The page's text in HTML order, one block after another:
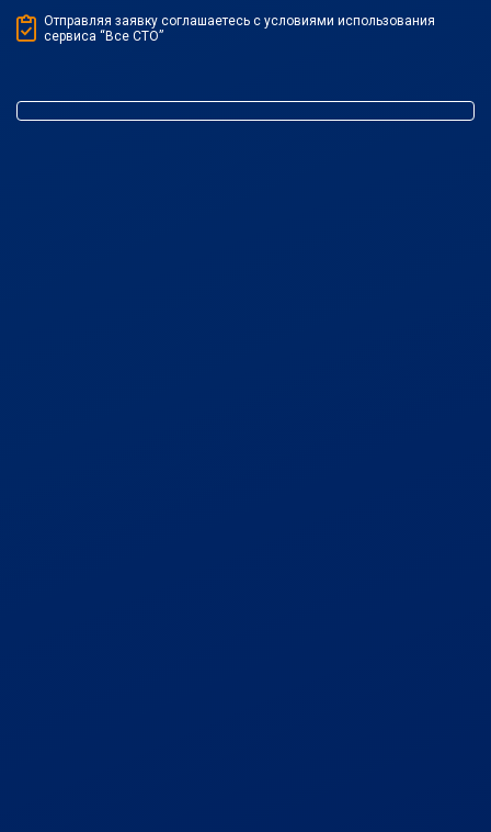
Отправляя заявку соглашаетесь с условиями использования
сервиса “Все СТО”